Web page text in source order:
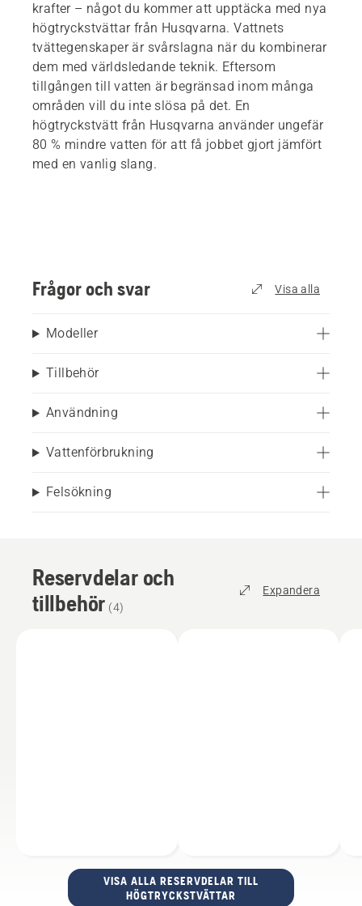
krafter – något du kommer att upptäcka med nya
högtryckstvättar från Husqvarna. Vattnets
tvättegenskaper är svårslagna när du kombinerar
dem med världsledande teknik. Eftersom
tillgången till vatten är begränsad inom många
områden vill du inte slösa på det. En
högtryckstvätt från Husqvarna använder ungefär
80 % mindre vatten för att få jobbet gjort jämfört
med en vanlig slang.
Frågor och svar Visa alla
Modeller
Tillbehör
Användning
Vattenförbrukning
Felsökning
Reservdelar och
tillbehör (4)
Expandera
VISA ALLA RESERVDELAR TILL
HÖGTRYCKSTVÄTTAR